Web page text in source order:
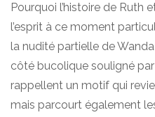
Pourquoi l’histoire de Ruth
l’esprit à ce moment
la nudité partielle de
côté bucolique souligné
rappellent un motif qui
mais parcourt également